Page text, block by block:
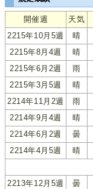
開催週 天気
2215年10月5週
晴
2215年8月4週
晴
2215年6月2週
雨
2215年3月5週
晴
2214年11月2週
雨
2214年9月4週
晴
2214年6月2週
曇
2214年4月5週
晴
2213年12月5週 曇